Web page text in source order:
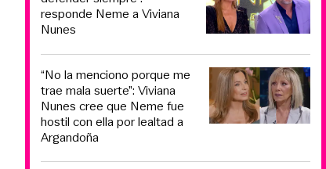
responde Neme a Viviana
Nunes
“No la menciono porque me
trae mala suerte”: Viviana
Nunes cree que Neme fue
hostil con ella por lealtad a
Argandoña